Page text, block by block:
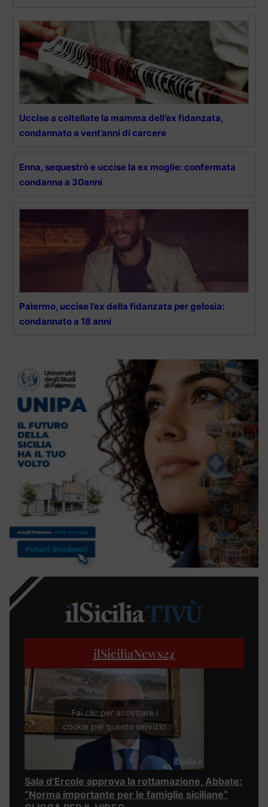
Uccise a coltellate la mamma dell’ex fidanzata,
condannato a vent’anni di carcere
Enna, sequestrò e uccise la ex moglie: confermata
condanna a 30anni
Palermo, uccise l’ex della fidanzata per gelosia:
condannato a 18 anni
ilSiciliaNews24
Fai clic per accettare i
cookie per questo servizio
Sala d’Ercole approva la rottamazione, Abbate:
“Norma importante per le famiglie siciliane”